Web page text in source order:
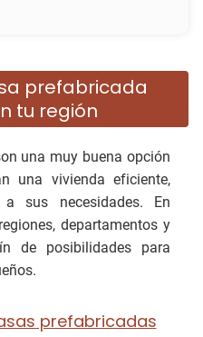
prefabricada
tu región
una muy buena opción
una vivienda eficiente,
sus necesidades. En
departamentos y
de posibilidades para
prefabricadas